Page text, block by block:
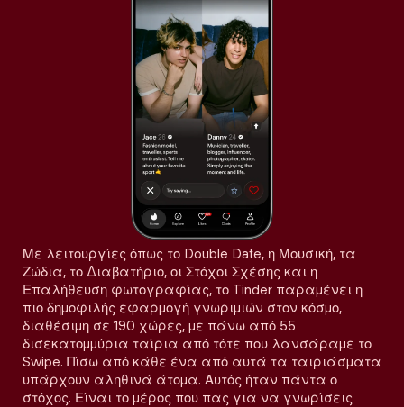
Με λειτουργίες όπως το Double Date, η Μουσική, τα
Ζώδια, το Διαβατήριο, οι Στόχοι Σχέσης και η
Επαλήθευση φωτογραφίας, το Tinder παραμένει η
πιο δημοφιλής εφαρμογή γνωριμιών στον κόσμο,
διαθέσιμη σε 190 χώρες, με πάνω από 55
δισεκατομμύρια ταίρια από τότε που λανσάραμε το
Swipe. Πίσω από κάθε ένα από αυτά τα ταιριάσματα
υπάρχουν αληθινά άτομα. Αυτός ήταν πάντα ο
στόχος. Είναι το μέρος που πας για να γνωρίσεις